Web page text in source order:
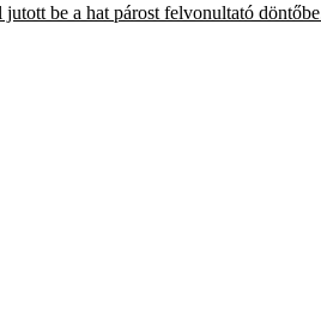
be a hat párost felvonultató